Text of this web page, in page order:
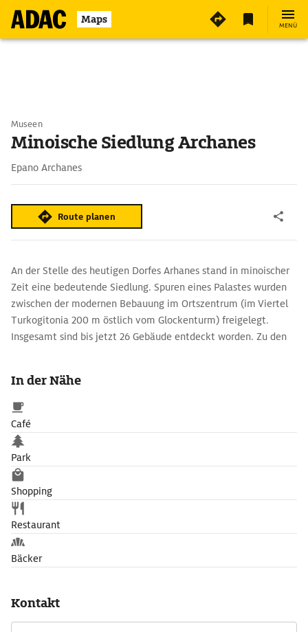
Maps MENÜ
Museen
Minoische Siedlung Archanes
Epano Archanes
Route planen
An der Stelle des heutigen Dorfes Arhanes stand in minoischer
Zeit eine bedeutende Siedlung. Spuren eines Palastes wurden
zwischen der modernen Bebauung im Ortszentrum (im Viertel
Turkogitonia 200 m östlich vom Glockenturm) freigelegt.
Insgesamt sind bis jetzt 26 Gebäude entdeckt worden. Zu den
entwickelten Baukunst und halten dem Vergleich mit den
anderen minoischen Palästen durchaus stand. Was heute
sichtbar ist, ist allerdings für Laien wenig spektakulär und lohnt
keinen Umweg.
In der Nähe
Café
Park
Shopping
Restaurant
Bäcker
Kontakt